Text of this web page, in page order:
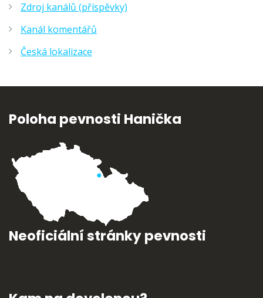
Zdroj kanálů (příspěvky)
Kanál komentářů
Česká lokalizace
Poloha pevnosti Hanička
Neoficiální stránky pevnosti